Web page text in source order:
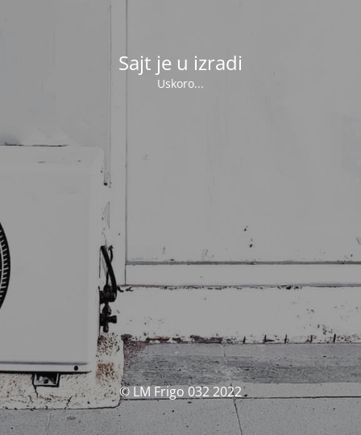
Sajt je u izradi
Uskoro...
© LM Frigo 032 2022